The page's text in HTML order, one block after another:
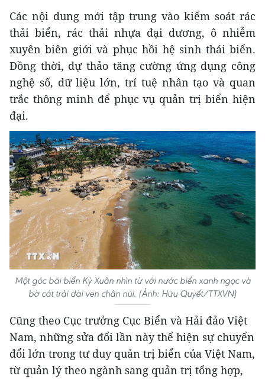
Các nội dung mới tập trung vào kiểm soát rác
thải biển, rác thải nhựa đại dương, ô nhiễm
xuyên biên giới và phục hồi hệ sinh thái biển.
Đồng thời, dự thảo tăng cường ứng dụng công
nghệ số, dữ liệu lớn, trí tuệ nhân tạo và quan
trắc thông minh để phục vụ quản trị biển hiện
đại.
Một góc bãi biển Kỳ Xuân nhìn từ với nước biển xanh ngọc và
bờ cát trải dài ven chân núi. (Ảnh: Hữu Quyết/TTXVN)
Cũng theo Cục trưởng Cục Biển và Hải đảo Việt
Nam, những sửa đổi lần này thể hiện sự chuyển
đổi lớn trong tư duy quản trị biển của Việt Nam,
từ quản lý theo ngành sang quản trị tổng hợp,